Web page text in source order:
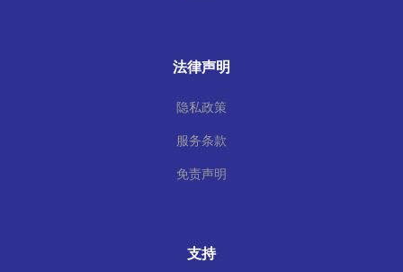
法律声明
隐私政策
服务条款
免责声明
支持